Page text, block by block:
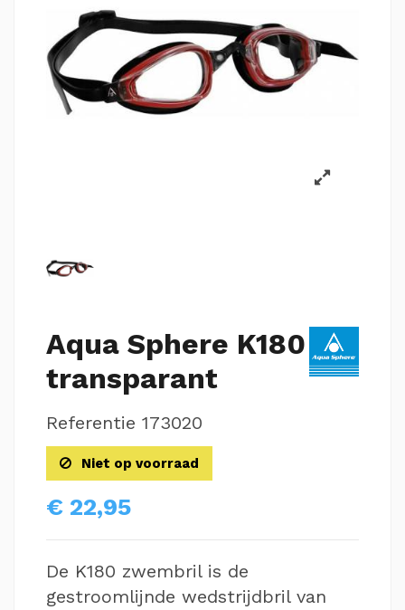
Aqua Sphere K180
transparant
Referentie 173020
Niet op voorraad
€ 22,95
De K180 zwembril is de
gestroomlijnde wedstrijdbril van